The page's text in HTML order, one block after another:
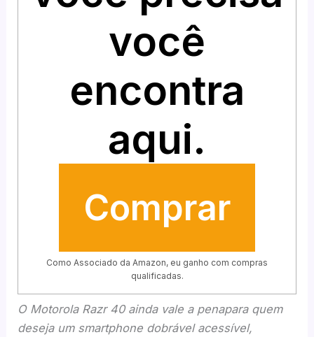
você
encontra
aqui.
Comprar
Como Associado da Amazon, eu ganho com compras
qualificadas.
O Motorola Razr 40 ainda vale a penapara quem
deseja um smartphone dobrável acessível,